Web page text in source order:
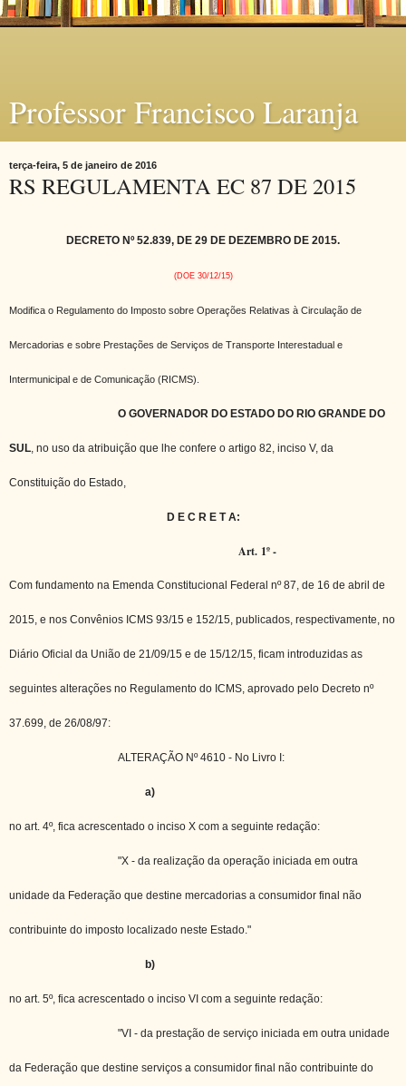
Professor Francisco Laranja
terça-feira, 5 de janeiro de 2016
RS REGULAMENTA EC 87 DE 2015
DECRETO Nº 52.839, DE 29 DE DEZEMBRO DE 2015.
(DOE 30/12/15)
Modifica o Regulamento do Imposto sobre Operações Relativas à Circulação de
Mercadorias e sobre Prestações de Serviços de Transporte Interestadual e
Intermunicipal e de Comunicação (RICMS).
O GOVERNADOR DO ESTADO DO RIO GRANDE DO
SUL , no uso da atribuição que lhe confere o artigo 82, inciso V, da
Constituição do Estado,
D E C R E T A:
Art. 1º -
Com fundamento na Emenda Constitucional Federal nº 87, de 16 de abril de
2015, e nos Convênios ICMS 93/15 e 152/15, publicados, respectivamente, no
Diário Oficial da União de 21/09/15 e de 15/12/15, ficam introduzidas as
seguintes alterações no Regulamento do ICMS, aprovado pelo Decreto nº
37.699, de 26/08/97:
ALTERAÇÃO Nº 4610 - No Livro I:
a)
no art. 4º, fica acrescentado o inciso X com a seguinte redação:
"X - da realização da operação iniciada em outra
unidade da Federação que destine mercadorias a consumidor final não
contribuinte do imposto localizado neste Estado."
b)
no art. 5º, fica acrescentado o inciso VI com a seguinte redação:
"VI - da prestação de serviço iniciada em outra unidade
da Federação que destine serviços a consumidor final não contribuinte do